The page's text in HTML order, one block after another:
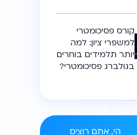
קורס פסיכומטרי
למשפרי ציון: למה
יותר תלמידים בוחרים
בגולברג פסיכומטרי?
הי, אתם רוצים